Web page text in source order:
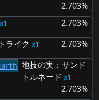
2.703%
1
2.703%
ライク
1
2.703%
地技の実：サンド
トルネード
1
2.703%